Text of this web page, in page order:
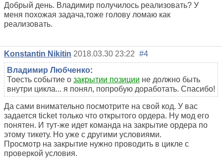
Добрый день. Владимир получилось реализовать? У
меня похожая задача,тоже голову ломаю как
реализовать.
Konstantin Nikitin 2018.03.30 23:22 #4
Владимир Любченко:
Тоесть событие о закрытии позиции не должно быть
внутри цикла... я понял, попробую доработать. Спасибо!
Да сами внимательно посмотрите на свой код. У вас
задается ticket только что открытого ордера. Ну мод его
понятен. И тут-же идет команда на закрытие ордера по
этому тикету. Но уже с другими условиями.
Просмотр на закрытие нужно проводить в цикле с
проверкой условия.